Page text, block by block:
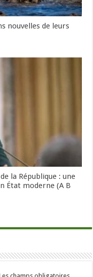
nouvelles de leurs
la République : une
État moderne (A B